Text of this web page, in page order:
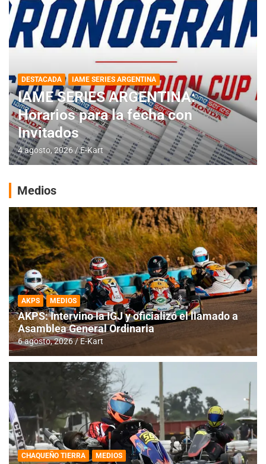
DESTACADA IAME SERIES ARGENTINA
IAME SERIES ARGENTINA:
Horarios para la fecha con
Invitados
4 agosto, 2026 E-Kart
Medios
AKPS MEDIOS
AKPS: Intervino la IGJ y oficializó el llamado a
Asamblea General Ordinaria
6 agosto, 2026 E-Kart
CHAQUEÑO TIERRA MEDIOS